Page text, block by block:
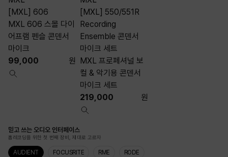
[MXL] 606
MXL 606 스몰 다이
어프램 펜슬 콘덴서
마이크
99,000
원
[MXL] 550/551R
Recording
Ensemble 콘덴서
마이크 세트
MXL 프로페셔널 보
컬 & 악기용 콘덴서
마이크 세트
219,000
원
믿고 쓰는 오디오 인터페이스
홈레코딩을 위한 첫 번째 장비, 재대로 고르자
AUDIENT FOCUSRITE RME RODE